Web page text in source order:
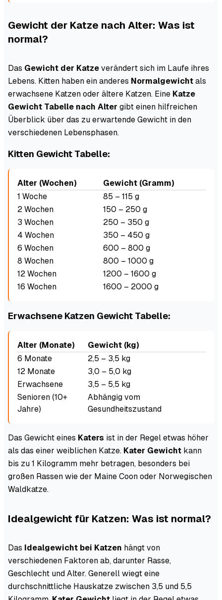
Gewicht der Katze nach Alter: Was ist
normal?
Das Gewicht der Katze verändert sich im Laufe ihres
Lebens. Kitten haben ein anderes Normalgewicht als
erwachsene Katzen oder ältere Katzen. Eine Katze
Gewicht Tabelle nach Alter gibt einen hilfreichen
Überblick über das zu erwartende Gewicht in den
verschiedenen Lebensphasen.
Kitten Gewicht Tabelle:
Alter (Wochen)
Gewicht (Gramm)
1 Woche
85 – 115 g
2 Wochen
150 – 250 g
3 Wochen
250 – 350 g
4 Wochen
350 – 450 g
6 Wochen
600 – 800 g
8 Wochen
800 – 1000 g
12 Wochen
1200 – 1600 g
16 Wochen
1600 – 2000 g
Erwachsene Katzen Gewicht Tabelle:
Alter (Monate)
Gewicht (kg)
6 Monate
2,5 – 3,5 kg
12 Monate
3,0 – 5,0 kg
Erwachsene
3,5 – 5,5 kg
Senioren (10+
Jahre)
Abhängig vom
Gesundheitszustand
Das Gewicht eines Katers ist in der Regel etwas höher
als das einer weiblichen Katze. Kater Gewicht kann
bis zu 1 Kilogramm mehr betragen, besonders bei
großen Rassen wie der Maine Coon oder Norwegischen
Waldkatze.
Idealgewicht für Katzen: Was ist normal?
Das Idealgewicht bei Katzen hängt von
verschiedenen Faktoren ab, darunter Rasse,
Geschlecht und Alter. Generell wiegt eine
durchschnittliche Hauskatze zwischen 3,5 und 5,5